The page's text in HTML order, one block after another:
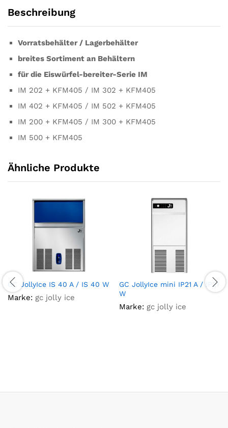
Beschreibung
Vorratsbehälter / Lagerbehälter
breites Sortiment an Behältern
für die Eiswürfel-bereiter-Serie IM
IM 202 + KFM405 / IM 302 + KFM405
IM 402 + KFM405 / IM 502 + KFM405
IM 200 + KFM405 / IM 300 + KFM405
IM 500 + KFM405
Ähnliche Produkte
GC JollyIce IS 40 A / IS 40 W
Marke: gc jolly ice
GC JollyIce mini IP21 A / IP21
W
Marke: gc jolly ice